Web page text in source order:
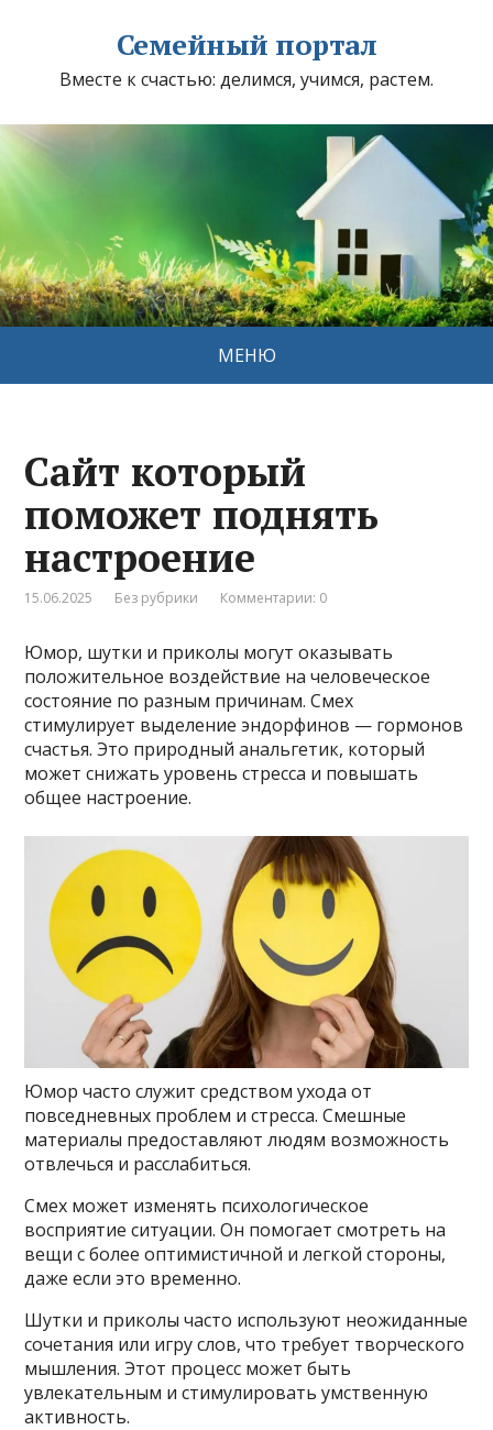
Семейный портал
Вместе к счастью: делимся, учимся, растем.
МЕНЮ
Сайт который
поможет поднять
настроение
15.06.2025 Без рубрики Комментарии: 0
Юмор, шутки и приколы могут оказывать
положительное воздействие на человеческое
состояние по разным причинам. Смех
стимулирует выделение эндорфинов — гормонов
счастья. Это природный анальгетик, который
может снижать уровень стресса и повышать
общее настроение.
Юмор часто служит средством ухода от
повседневных проблем и стресса. Смешные
материалы предоставляют людям возможность
отвлечься и расслабиться.
Смех может изменять психологическое
восприятие ситуации. Он помогает смотреть на
вещи с более оптимистичной и легкой стороны,
даже если это временно.
Шутки и приколы часто используют неожиданные
сочетания или игру слов, что требует творческого
мышления. Этот процесс может быть
увлекательным и стимулировать умственную
активность.